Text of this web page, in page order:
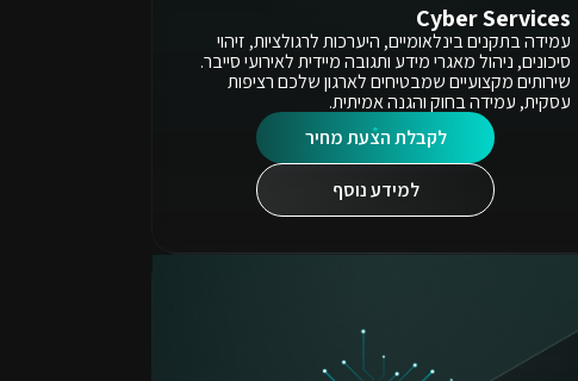
Cyber Services
עמידה בתקנים בינלאומיים, היערכות לרגולציות, זיהוי
סיכונים, ניהול מאגרי מידע ותגובה מיידית לאירועי סייבר.
שירותים מקצועיים שמבטיחים לארגון שלכם רציפות
עסקית, עמידה בחוק והגנה אמיתית.
לקבלת הצעת מחיר
למידע נוסף